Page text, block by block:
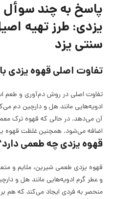
پاسخ به چند سوأل
یزدی: طرز تهیه
سنتی یزد
تفاوت اصلی قهوه یزدی
تفاوت اصلی در روش دم‌آوری و طعم
ادویه‌هایی مانند هل و دارچین دم
آن می‌دهد. در حالی که قهوه ترک
اضافه می‌شود. همچنین غلظت قهوه
قهوه یزدی چه طعمی
قهوه یزدی طعمی شیرین، ملایم و
و عطر گرم ادویه‌هایی مانند هل و
منحصر به فردی ایجاد می‌کند که هم